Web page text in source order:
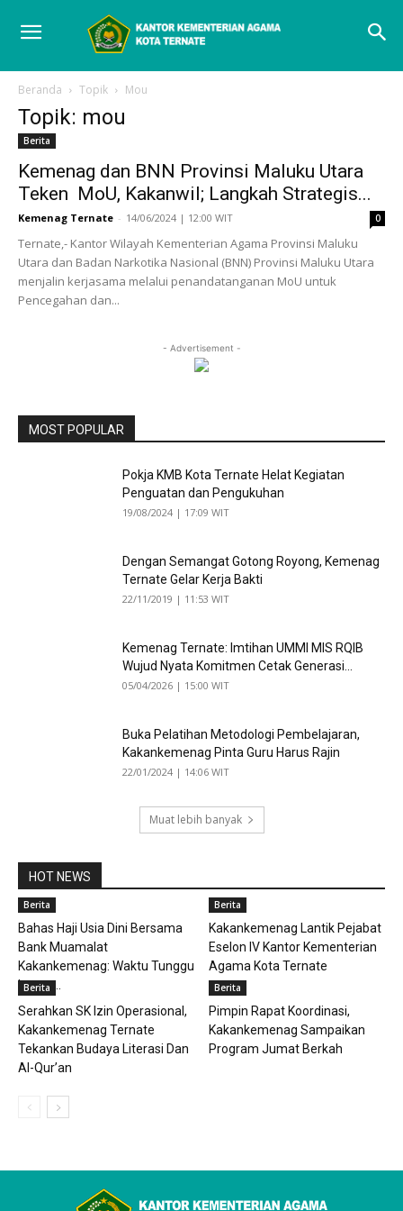
Beranda Topik Mou
Topik: mou
Berita
Kemenag dan BNN Provinsi Maluku Utara
Teken MoU, Kakanwil; Langkah Strategis...
Kemenag Ternate - 14/06/2024 | 12:00 WIT 0
Ternate,- Kantor Wilayah Kementerian Agama Provinsi Maluku
Utara dan Badan Narkotika Nasional (BNN) Provinsi Maluku Utara
menjalin kerjasama melalui penandatanganan MoU untuk
Pencegahan dan...
- Advertisement -
MOST POPULAR
Pokja KMB Kota Ternate Helat Kegiatan
Penguatan dan Pengukuhan
19/08/2024 | 17:09 WIT
Dengan Semangat Gotong Royong, Kemenag
Ternate Gelar Kerja Bakti
22/11/2019 | 11:53 WIT
Kemenag Ternate: Imtihan UMMI MIS RQIB
Wujud Nyata Komitmen Cetak Generasi...
05/04/2026 | 15:00 WIT
Buka Pelatihan Metodologi Pembelajaran,
Kakankemenag Pinta Guru Harus Rajin
22/01/2024 | 14:06 WIT
Muat lebih banyak
HOT NEWS
Berita
Bahas Haji Usia Dini Bersama
Bank Muamalat
Kakankemenag: Waktu Tunggu
Lama,...
Berita
Kakankemenag Lantik Pejabat
Eselon IV Kantor Kementerian
Agama Kota Ternate
Berita
Serahkan SK Izin Operasional,
Kakankemenag Ternate
Tekankan Budaya Literasi Dan
Al-Qur’an
Berita
Pimpin Rapat Koordinasi,
Kakankemenag Sampaikan
Program Jumat Berkah